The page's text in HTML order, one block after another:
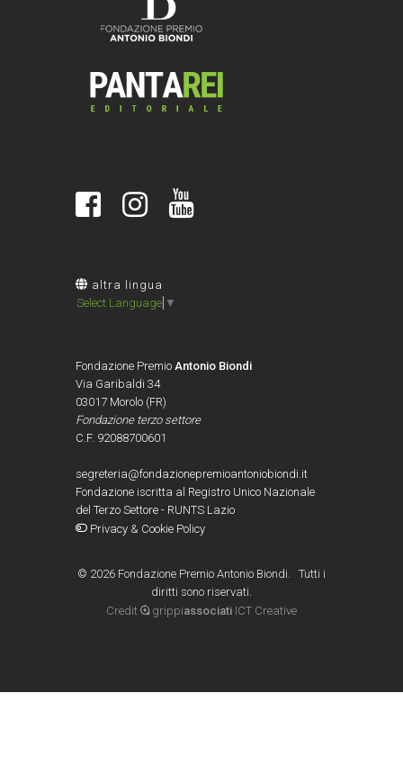
altra lingua
Select Language ▼
Fondazione Premio Antonio Biondi
Via Garibaldi 34
03017 Morolo (FR)
Fondazione terzo settore
C.F. 92088700601
segreteria@fondazionepremioantoniobiondi.it
Fondazione iscritta al Registro Unico Nazionale
del Terzo Settore - RUNTS Lazio
Privacy & Cookie Policy
© 2026 Fondazione Premio Antonio Biondi. Tutti i
diritti sono riservati.
Credit
grippiassociati ICT Creative